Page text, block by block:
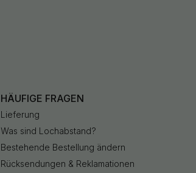
HÄUFIGE FRAGEN
Lieferung
Was sind Lochabstand?
Bestehende Bestellung ändern
Rücksendungen & Reklamationen